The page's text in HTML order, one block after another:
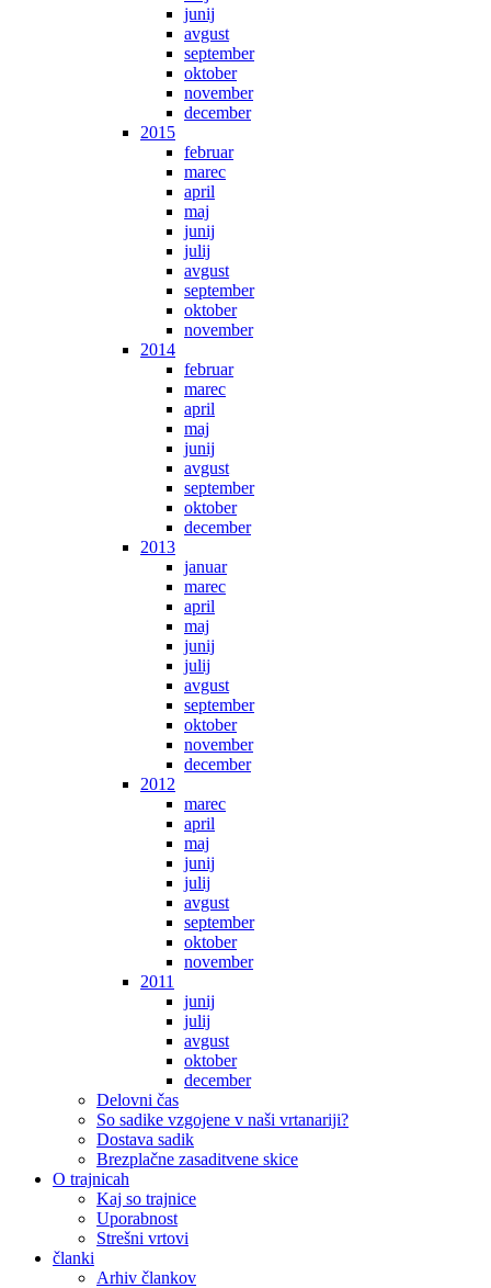
junij
avgust
september
oktober
november
december
2015
februar
marec
april
maj
junij
julij
avgust
september
oktober
november
2014
februar
marec
april
maj
junij
avgust
september
oktober
december
2013
januar
marec
april
maj
junij
julij
avgust
september
oktober
november
december
2012
marec
april
maj
junij
julij
avgust
september
oktober
november
2011
junij
julij
avgust
oktober
december
Delovni čas
So sadike vzgojene v naši vrtanariji?
Dostava sadik
Brezplačne zasaditvene skice
O trajnicah
Kaj so trajnice
Uporabnost
Strešni vrtovi
članki
Arhiv člankov